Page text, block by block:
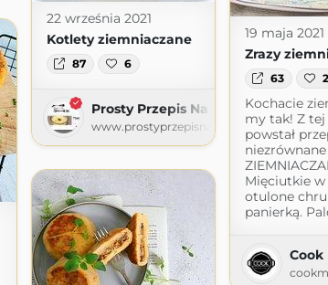
22 września 2021
Kotlety ziemniaczane
87 6
Prosty Przepis Na
www.prostyprzepisna.pl
19 maja 2021
Zrazy
63 2
Kochacie
my tak! Z tej
powstał
niezrównane
Mięciutkie w
otulone
panierką.
Cook